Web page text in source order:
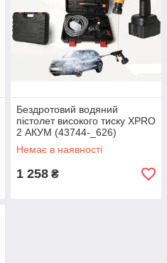
Бездротовий водяний
пістолет високого тиску XPRO
2 АКУМ (43744-_626)
Немає в наявності
1 258 ₴